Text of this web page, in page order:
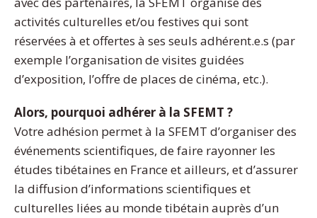
activités culturelles et/ou festives qui sont
réservées à et offertes à ses seuls adhérent.e.s (par
exemple l’organisation de visites guidées
d’exposition, l’offre de places de cinéma, etc.).
Alors, pourquoi adhérer à la SFEMT ?
Votre adhésion permet à la SFEMT d’organiser des
événements scientifiques, de faire rayonner les
études tibétaines en France et ailleurs, et d’assurer
la diffusion d’informations scientifiques et
culturelles liées au monde tibétain auprès d’un